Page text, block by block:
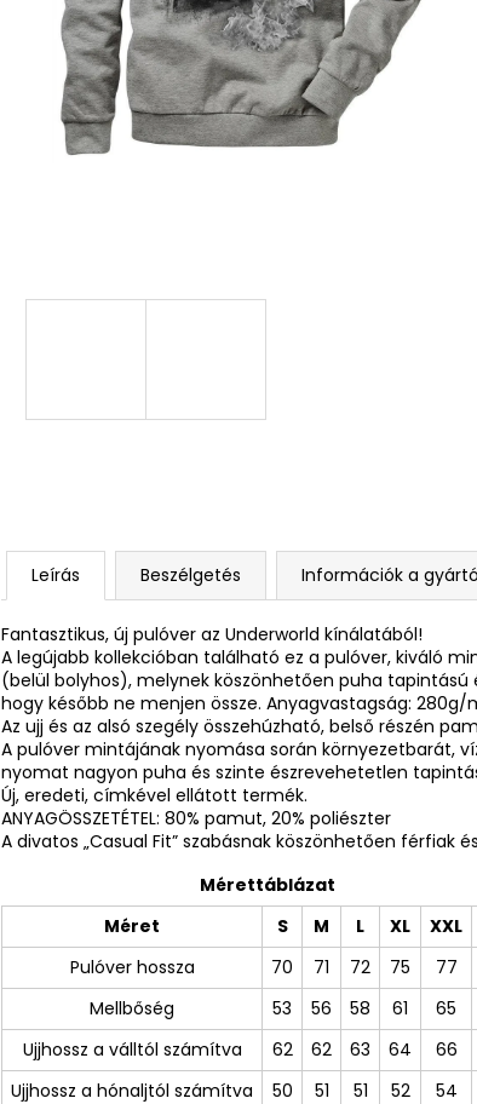
Leírás Beszélgetés Információk a
Fantasztikus, új pulóver az Underworld kínálatából!
A legújabb kollekcióban található ez a pulóver, kiváló
(belül bolyhos), melynek köszönhetően puha
hogy később ne menjen össze. Anyagvastagság: 280g/
Az ujj és az alsó szegély összehúzható, belső részén
A pulóver mintájának nyomása során környezetbarát,
nyomat nagyon puha és szinte észrevehetetlen
Új, eredeti, címkével ellátott termék.
ANYAGÖSSZETÉTEL: 80% pamut, 20% poliészter
A divatos „Casual Fit” szabásnak köszönhetően férfiak
Mérettáblázat
Méret
S M L XL XXL
Pulóver hossza
70 71 72 75 77
Mellbőség
53 56 58 61 65
Ujjhossz a válltól számítva
62 62 63 64 66
Ujjhossz a hónaljtól számítva
50 51 51 52 54